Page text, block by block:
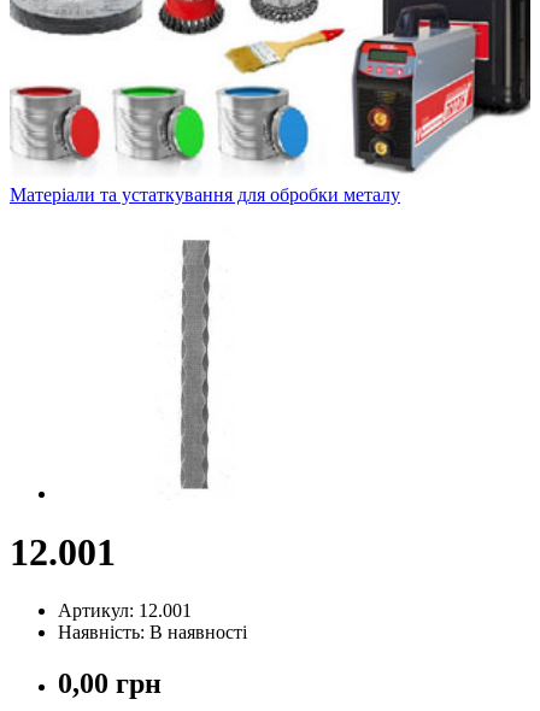
Матеріали та устаткування для обробки металу
12.001
Артикул: 12.001
Наявність: В наявності
0,00 грн